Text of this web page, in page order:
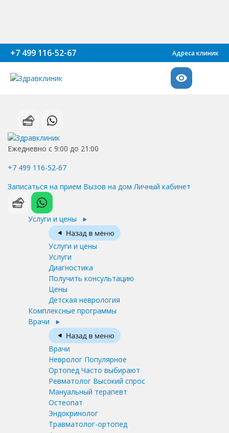
+7 499 116-52-67 Адреса клиник
Ежедневно с 9:00 до 21:00
+7 499 116-52-67
Записаться на прием Вызов на дом Личный кабинет
Услуги и цены
Услуги и цены
Услуги
Диагностика
Получить консультацию
Цены
Детская неврология
Комплексные программы
Врачи
Врачи
Невролог Популярное
Ортопед Часто выбирают
Ревматолог Высокий спрос
Мануальный терапевт
Остеопат
Эндокринолог
Травматолог-ортопед